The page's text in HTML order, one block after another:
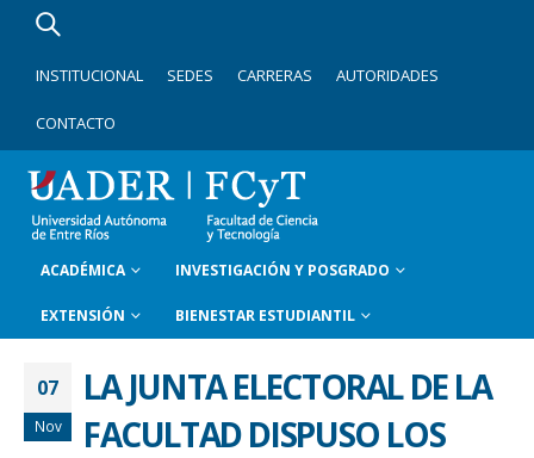
INSTITUCIONAL SEDES CARRERAS AUTORIDADES
CONTACTO
ACADÉMICA INVESTIGACIÓN Y POSGRADO
EXTENSIÓN BIENESTAR ESTUDIANTIL
07
Nov
LA JUNTA ELECTORAL DE LA
FACULTAD DISPUSO LOS